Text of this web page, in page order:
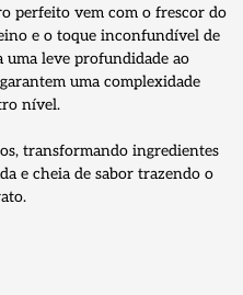
perfeito vem com o frescor do
e o toque inconfundível de
uma leve profundidade ao
uma complexidade
nível.
transformando ingredientes
e cheia de sabor trazendo o